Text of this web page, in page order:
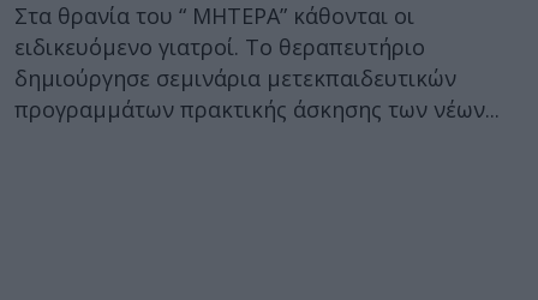
Στα θρανία του “ ΜΗΤΕΡΑ” κάθονται οι
ειδικευόμενο γιατροί. Το θεραπευτήριο
δημιούργησε σεμινάρια μετεκπαιδευτικών
προγραμμάτων πρακτικής άσκησης των νέων...